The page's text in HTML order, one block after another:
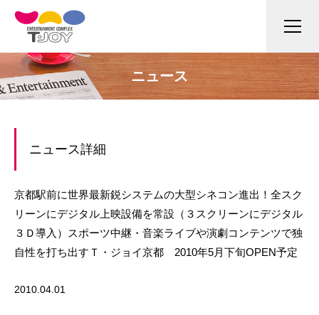
ニュース
ニュース詳細
京都駅前に世界最新鋭システムの大型シネコン進出！全スク
リーンにデジタル上映設備を常設（３スクリーンにデジタル
３Ｄ導入）スポーツ中継・音楽ライブや演劇コンテンツで独
自性を打ち出すＴ・ジョイ京都 2010年5月下旬OPEN予定
2010.04.01